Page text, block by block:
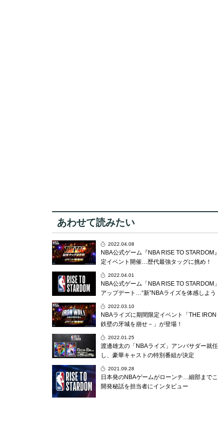
あわせて読みたい
2022.04.08
NBA公式ゲーム『NBA RISE TO STARDOM
定イベント開催…歴代最強タッグに挑め！
2022.04.01
NBA公式ゲーム「NBA RISE TO STARDOM
アップデート…“新”NBAライズを体感しよう
2022.03.10
NBAライズに期間限定イベント「THE IRON
鉄壁の牙城を崩せ－」が登場！
2022.01.25
渡邊雄太の「NBAライズ」アンバサダー就
し、豪華キャストの特別番組が決定
2021.09.28
日本発のNBAゲームがローンチ…細部まで
開発秘話を担当者にインタビュー